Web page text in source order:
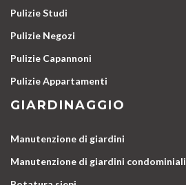
Pulizie Studi
Pulizie Negozi
Pulizie Capannoni
Pulizie Appartamenti
GIARDINAGGIO
Manutenzione di giardini
Manutenzione di giardini condominiali